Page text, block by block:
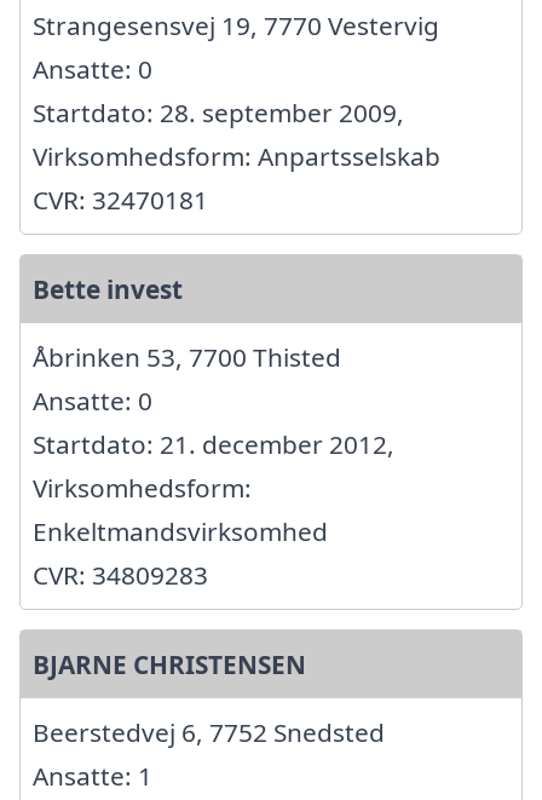
Strangesensvej 19, 7770 Vestervig
Ansatte: 0
Startdato: 28. september 2009,
Virksomhedsform: Anpartsselskab
CVR: 32470181
Bette invest
Åbrinken 53, 7700 Thisted
Ansatte: 0
Startdato: 21. december 2012,
Virksomhedsform:
Enkeltmandsvirksomhed
CVR: 34809283
BJARNE CHRISTENSEN
Beerstedvej 6, 7752 Snedsted
Ansatte: 1